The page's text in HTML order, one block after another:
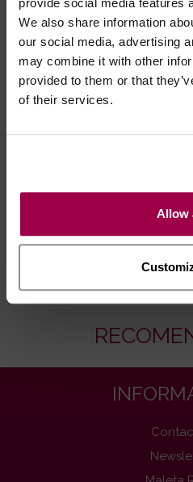
provide social media features
We also share information
our social media, advertising
may combine it with other
provided to them or that
of their services.
Allow
um vulto mais perceptível
Tamanho único, S-L.
artigos em stock. Portes gratis
Possibilidade de atraso em